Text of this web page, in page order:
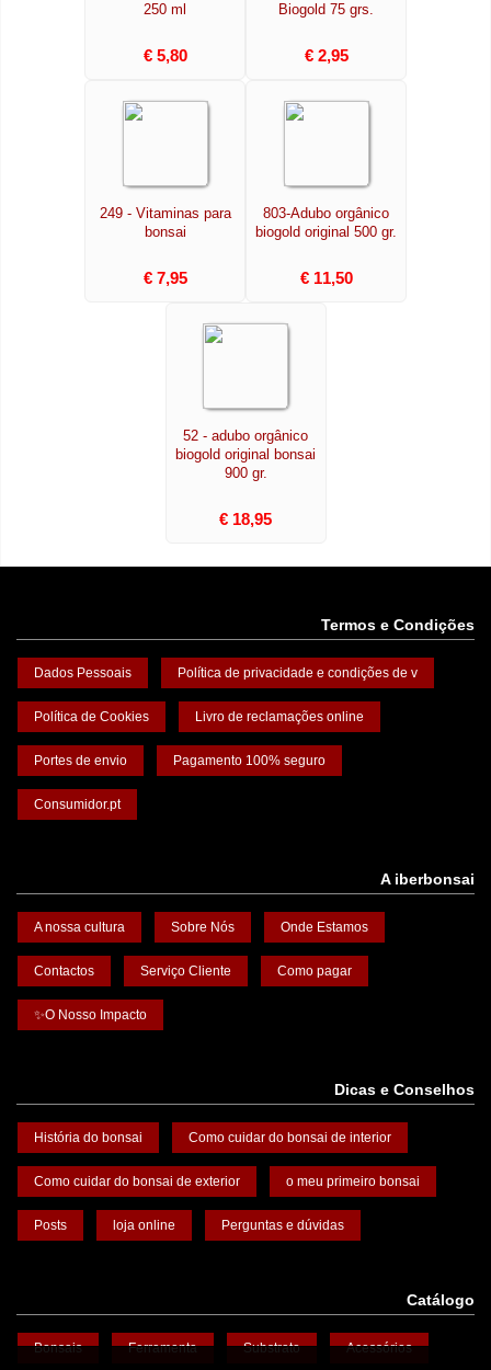
250 ml
€ 5,80
Biogold 75 grs.
€ 2,95
249 - Vitaminas para
bonsai
€ 7,95
803-Adubo orgânico
biogold original 500 gr.
€ 11,50
52 - adubo orgânico
biogold original bonsai
900 gr.
€ 18,95
Termos e Condições
Dados Pessoais Política de privacidade e condições de v
Política de Cookies Livro de reclamações online
Portes de envio Pagamento 100% seguro
Consumidor.pt
A iberbonsai
A nossa cultura Sobre Nós Onde Estamos
Contactos Serviço Cliente Como pagar
✨O Nosso Impacto
Dicas e Conselhos
História do bonsai Como cuidar do bonsai de interior
Como cuidar do bonsai de exterior o meu primeiro bonsai
Posts loja online Perguntas e dúvidas
Catálogo
Bonsais Ferramenta Substrato Acessórios